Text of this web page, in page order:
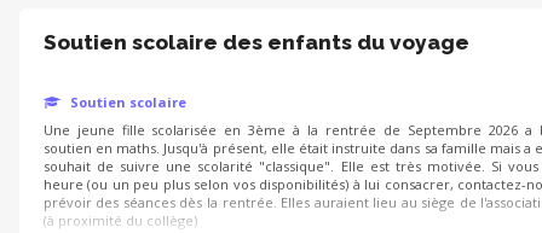
Soutien scolaire des enfants du voyage
Soutien scolaire
Une jeune fille scolarisée en 3ème à la rentrée de Septembre 2026 a
soutien en maths. Jusqu'à présent, elle était instruite dans sa famille mais a
souhait de suivre une scolarité "classique". Elle est très motivée. Si
heure (ou un peu plus selon vos disponibilités) à lui consacrer, contactez-
prévoir des séances dès la rentrée. Elles auraient lieu au siège de
(à proximité du collège)